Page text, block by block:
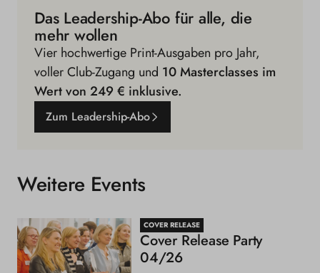
Das Leadership-Abo für alle, die
mehr wollen
Vier hochwertige Print-Ausgaben pro Jahr,
voller Club-Zugang und 10 Masterclasses im
Wert von 249 € inklusive.
Zum Leadership-Abo
Weitere Events
COVER RELEASE
Cover Release Party
04/26